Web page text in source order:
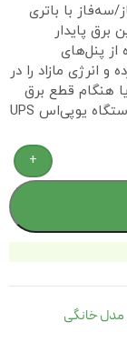
کیلووات تکفاز/سه‌فاز با باتری
برق پایدار
پنل‌های
انرژی مازاد را در
هنگام قطع برق
شبکه سراسری، به‌صورت خودکار و مشابه یک دستگاه یوپی‌اس UPS
+
مدل خانگی